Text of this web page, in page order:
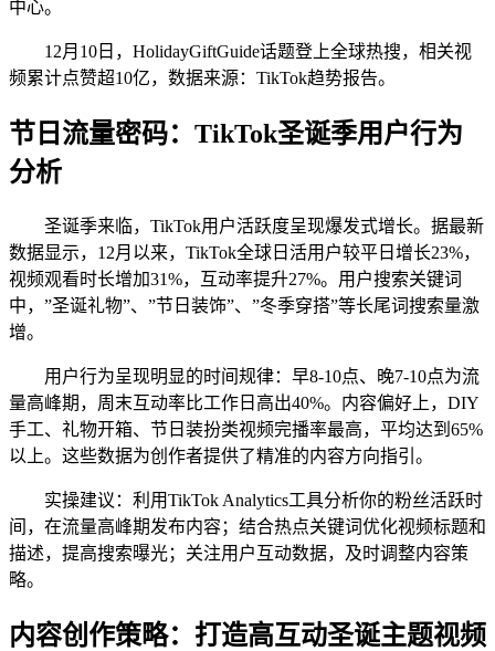
中心。
12月10日，HolidayGiftGuide话题登上全球热搜，相关视
频累计点赞超10亿，数据来源：TikTok趋势报告。
节日流量密码：TikTok圣诞季用户行为
分析
圣诞季来临，TikTok用户活跃度呈现爆发式增长。据最新
数据显示，12月以来，TikTok全球日活用户较平日增长23%，
视频观看时长增加31%，互动率提升27%。用户搜索关键词
中，”圣诞礼物”、”节日装饰”、”冬季穿搭”等长尾词搜索量激
增。
用户行为呈现明显的时间规律：早8-10点、晚7-10点为流
量高峰期，周末互动率比工作日高出40%。内容偏好上，DIY
手工、礼物开箱、节日装扮类视频完播率最高，平均达到65%
以上。这些数据为创作者提供了精准的内容方向指引。
实操建议：利用TikTok Analytics工具分析你的粉丝活跃时
间，在流量高峰期发布内容；结合热点关键词优化视频标题和
描述，提高搜索曝光；关注用户互动数据，及时调整内容策
略。
内容创作策略：打造高互动圣诞主题视频